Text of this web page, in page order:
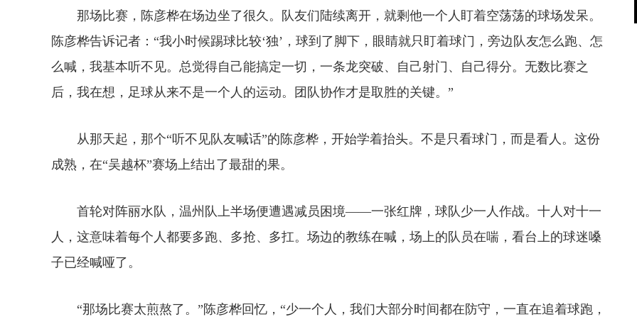
那场比赛，陈彦桦在场边坐了很久。队友们陆续离开，就剩他一个人盯着空荡荡的球场发呆。
陈彦桦告诉记者：“我小时候踢球比较‘独’，球到了脚下，眼睛就只盯着球门，旁边队友怎么跑、怎
么喊，我基本听不见。总觉得自己能搞定一切，一条龙突破、自己射门、自己得分。无数比赛之
后，我在想，足球从来不是一个人的运动。团队协作才是取胜的关键。”
从那天起，那个“听不见队友喊话”的陈彦桦，开始学着抬头。不是只看球门，而是看人。 这份
成熟，在“吴越杯”赛场上结出了最甜的果。
首轮对阵丽水队，温州队上半场便遭遇减员困境——一张红牌，球队少一人作战。十人对十一
人，这意味着每个人都要多跑、多抢、多扛。场边的教练在喊，场上的队员在喘，看台上的球迷嗓
子已经喊哑了。
“那场比赛太煎熬了。”陈彦桦回忆，“少一个人，我们大部分时间都在防守，一直在追着球跑，